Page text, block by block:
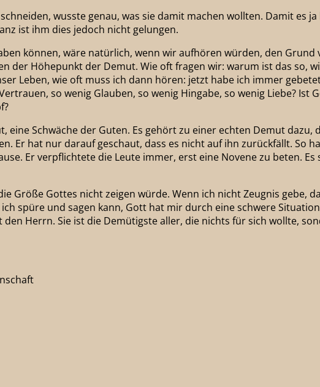
wusste genau, was sie damit machen wollten. Damit es
ist ihm dies jedoch nicht gelungen.
können, wäre natürlich, wenn wir aufhören würden, den
der Höhepunkt der Demut. Wie oft fragen wir: warum ist das so,
Leben, wie oft muss ich dann hören: jetzt habe ich immer
so wenig Glauben, so wenig Hingabe, so wenig Liebe?
eine Schwäche der Guten. Es gehört zu einer echten Demut
Er hat nur darauf geschaut, dass es nicht auf ihn zurückfällt. So
Er verpflichtete die Leute immer, erst eine Novene zu beten.
Größe Gottes nicht zeigen würde. Wenn ich nicht Zeugnis
spüre und sagen kann, Gott hat mir durch eine schwere
Herrn. Sie ist die Demütigste aller, die nichts für sich wollte,